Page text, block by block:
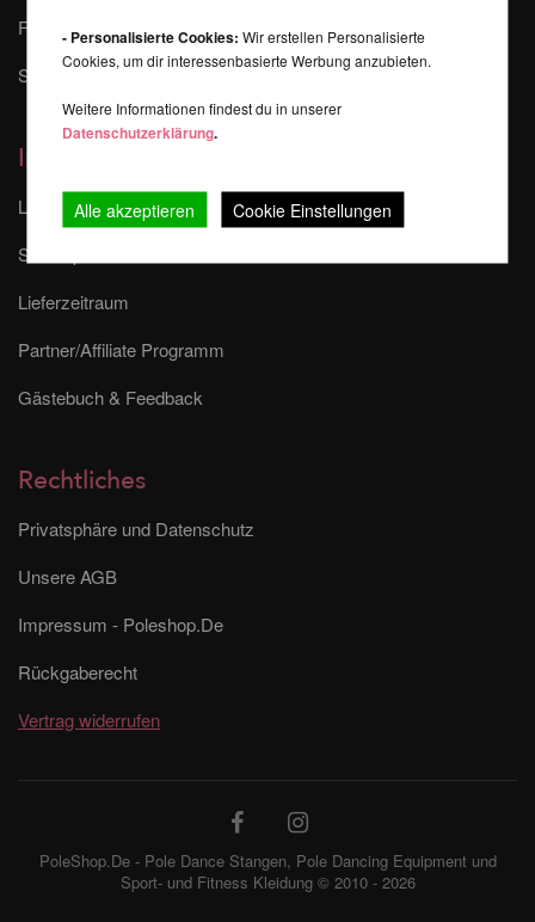
FAQ - Fragen und Antworten
Sponsoring & Events
Informationen
Liefer- und Versandkosten
Sitemap
Lieferzeitraum
Partner/Affiliate Programm
Gästebuch & Feedback
Rechtliches
Privatsphäre und Datenschutz
Unsere AGB
Impressum - Poleshop.De
Rückgaberecht
Vertrag widerrufen
PoleShop.De - Pole Dance Stangen, Pole Dancing Equipment und
Sport- und Fitness Kleidung © 2010 - 2026
- Personalisierte Cookies: Wir erstellen Personalisierte
Cookies, um dir interessenbasierte Werbung anzubieten.
Weitere Informationen findest du in unserer
Datenschutzerklärung.
Alle akzeptieren Cookie Einstellungen